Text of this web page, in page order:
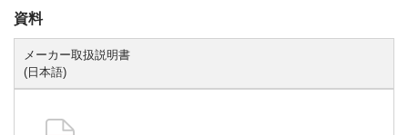
資料
メーカー取扱説明書
(日本語)